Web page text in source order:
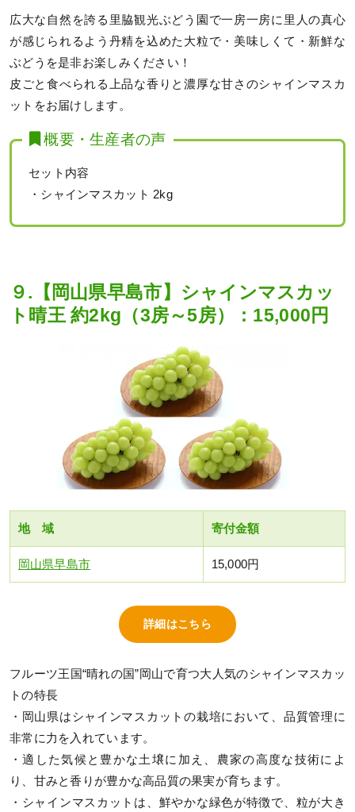
広大な自然を誇る里脇観光ぶどう園で一房一房に里人の真心
が感じられるよう丹精を込めた大粒で・美味しくて・新鮮な
ぶどうを是非お楽しみください！
皮ごと食べられる上品な香りと濃厚な甘さのシャインマスカ
ットをお届けします。
概要・生産者の声
セット内容
・シャインマスカット 2kg
９.【岡山県早島市】シャインマスカッ
ト晴王 約2kg（3房～5房）：15,000円
地 域 寄付金額
岡山県早島市 15,000円
詳細はこちら
フルーツ王国“晴れの国”岡山で育つ大人気のシャインマスカッ
トの特長
・岡山県はシャインマスカットの栽培において、品質管理に
非常に力を入れています。
・適した気候と豊かな土壌に加え、農家の高度な技術によ
り、甘みと香りが豊かな高品質の果実が育ちます。
・シャインマスカットは、鮮やかな緑色が特徴で、粒が大き